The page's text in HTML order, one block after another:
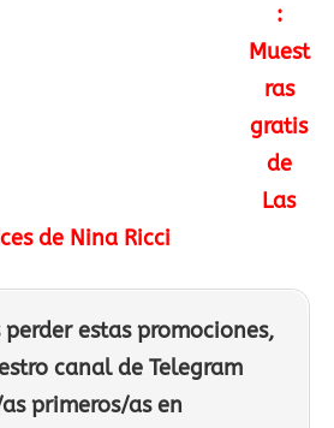
:
Muest
ras
gratis
de
Las
de Nina Ricci
estas promociones,
canal de Telegram
primeros/as en